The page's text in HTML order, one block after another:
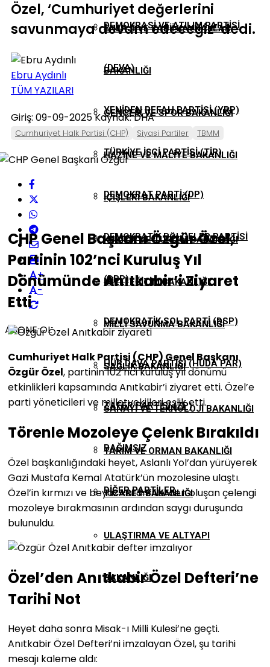
DEMOKRASI VE ATILIM PARTISI
(DEVA)
YENIDEN REFAH PARTISI (YRP)
TÜRKIYE İŞÇI PARTISI (TİP)
DEMOKRAT PARTI (DP)
DEMOKRATIK BÖLGELER PARTISI
(DBP)
DEMOKRATIK SOL PARTI (DSP)
HÜR DAVA PARTISI (HÜDA PAR)
ZAFER PARTISI (ZP)
BAĞIMSIZ
DIĞER PARTILER
ENERJI VE TABII KAYNAKLAR
BAKANLIĞI
GENÇLIK VE SPOR BAKANLIĞI
HAZINE VE MALIYE BAKANLIĞI
İÇIŞLERI BAKANLIĞI
KÜLTÜR VE TURIZM BAKANLIĞI
MILLI EĞITIM BAKANLIĞI
MILLI SAVUNMA BAKANLIĞI
SAĞLIK BAKANLIĞI
SANAYI VE TEKNOLOJI BAKANLIĞI
TARIM VE ORMAN BAKANLIĞI
TICARET BAKANLIĞI
ULAŞTIRMA VE ALTYAPI
BAKANLIĞI
Özel, ‘Cumhuriyet değerlerini
savunmaya devam edeceğiz’ dedi.
Ebru Aydınlı
TÜM YAZILARI
Giriş: 09-09-2025Kaynak: DHA
Cumhuriyet Halk Partisi (CHP) Siyasi Partiler TBMM
+
-
ABONE OL
CHP Genel Başkanı Özgür Özel,
Partinin 102’nci Kuruluş Yıl
Dönümünde Anıtkabir’i Ziyaret
Etti
Cumhuriyet Halk Partisi (CHP) Genel Başkanı
Özgür Özel, partinin 102’nci kuruluş yıl dönümü
etkinlikleri kapsamında Anıtkabir’i ziyaret etti. Özel’e
parti yöneticileri ve milletvekilleri eşlik etti.
Törenle Mozoleye Çelenk Bırakıldı
Özel başkanlığındaki heyet, Aslanlı Yol’dan yürüyerek
Gazi Mustafa Kemal Atatürk’ün mozolesine ulaştı.
Özel’in kırmızı ve beyaz karanfillerden oluşan çelengi
mozoleye bırakmasının ardından saygı duruşunda
bulunuldu.
Özel’den Anıtkabir Özel Defteri’ne
Tarihi Not
Heyet daha sonra Misak-ı Milli Kulesi’ne geçti.
Anıtkabir Özel Defteri’ni imzalayan Özel, şu tarihi
mesajı kaleme aldı: